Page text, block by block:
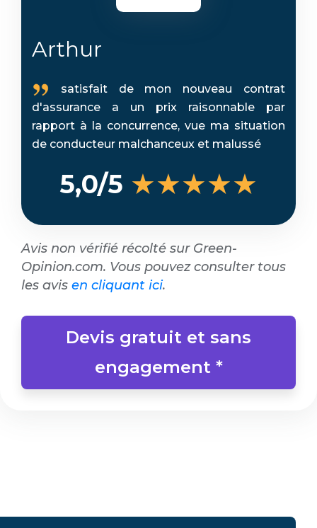
Arthur
satisfait de mon nouveau contrat
d'assurance a un prix raisonnable par
rapport à la concurrence, vue ma situation
de conducteur malchanceux et malussé
5,0/5 ★★★★★
Avis non vérifié récolté sur Green-
Opinion.com. Vous pouvez consulter tous
les avis en cliquant ici.
Devis gratuit et sans
engagement *